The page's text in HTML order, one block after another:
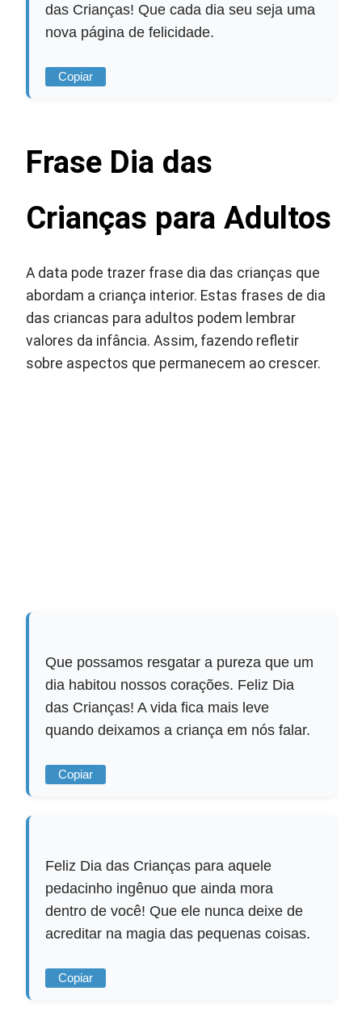
das Crianças! Que cada dia seu seja uma
nova página de felicidade.
Copiar
Frase Dia das
Crianças para Adultos
A data pode trazer frase dia das crianças que
abordam a criança interior. Estas frases de dia
das criancas para adultos podem lembrar
valores da infância. Assim, fazendo refletir
sobre aspectos que permanecem ao crescer.
Que possamos resgatar a pureza que um
dia habitou nossos corações. Feliz Dia
das Crianças! A vida fica mais leve
quando deixamos a criança em nós falar.
Copiar
Feliz Dia das Crianças para aquele
pedacinho ingênuo que ainda mora
dentro de você! Que ele nunca deixe de
acreditar na magia das pequenas coisas.
Copiar